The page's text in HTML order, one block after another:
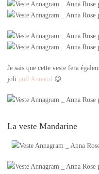
Je sais que cette veste fera
joli pull Annatol 😉
La veste Mandarine